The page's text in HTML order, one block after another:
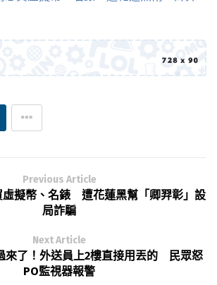
Previous Article
虛擬幣、名錶 遭花蓮黑幫「卿羿彰」設
局詐騙
Next Article
來了！外送員上2樓直接用丟的 民眾怒
PO監視器報警